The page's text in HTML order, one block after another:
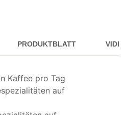
PRODUKTBLATT VIDEO
Kaffee pro Tag
auf